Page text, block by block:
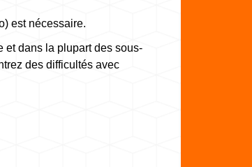
est nécessaire.
et dans la plupart des sous-
des difficultés avec